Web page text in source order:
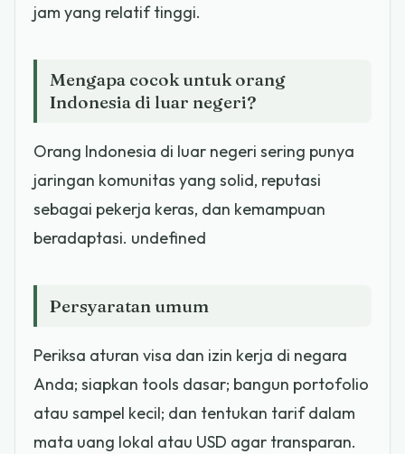
jam yang relatif tinggi.
Mengapa cocok untuk orang
Indonesia di luar negeri?
Orang Indonesia di luar negeri sering punya
jaringan komunitas yang solid, reputasi
sebagai pekerja keras, dan kemampuan
beradaptasi. undefined
Persyaratan umum
Periksa aturan visa dan izin kerja di negara
Anda; siapkan tools dasar; bangun portofolio
atau sampel kecil; dan tentukan tarif dalam
mata uang lokal atau USD agar transparan.